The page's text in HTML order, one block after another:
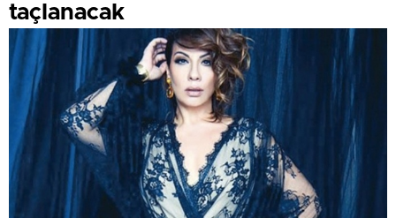
taçlanacak